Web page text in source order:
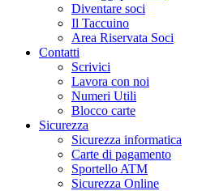
Diventare soci
Il Taccuino
Area Riservata Soci
Contatti
Scrivici
Lavora con noi
Numeri Utili
Blocco carte
Sicurezza
Sicurezza informatica
Carte di pagamento
Sportello ATM
Sicurezza Online